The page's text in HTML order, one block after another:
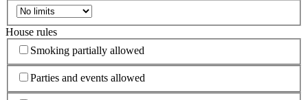
House rules
Smoking partially allowed
Parties and events allowed